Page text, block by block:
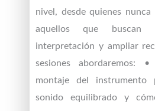
nivel, desde quienes
aquellos que buscan
interpretación y ampliar
sesiones abordaremos:
montaje del instrumento
sonido equilibrado y